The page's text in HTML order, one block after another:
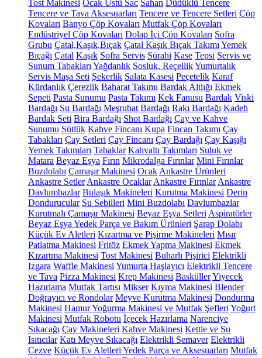
Tost Makinesi Ocak Üstü Sac Sahan Düdüklü Tencere
Tencere ve Tava Aksesuarları Tencere ve Tencere Setleri Çöp
Kovaları Banyo Çöp Kovaları Mutfak Çöp Kovaları
Endüstriyel Çöp Kovaları Dolap İçi Çöp Kovaları Sofra
Grubu Çatal,Kaşık,Bıçak Çatal Kaşık Bıçak Takımı Yemek
Bıçağı Çatal Kaşık Sofra Servis Sürahi Kase Tepsi Servis ve
Sunum Tabakları Yağdanlık Sosluk, ReçellikYumurtalık
Servis Maşa Seti Şekerlik Salata Kasesi Peçetelik Karaf
Kürdanlık Çerezlik Baharat Takımı Bardak Altlığı Ekmek
Sepeti Pasta Sunumu Pasta Takımı Kek Fanusu Bardak Viski
Bardağı Su Bardağı Meşrubat Bardağı Rakı Bardağı Kadeh
Bardak Seti Bira Bardağı Shot Bardağı Çay ve Kahve
Sunumu Sütlük Kahve Fincanı Kupa Fincan Takımı Çay
Tabakları Çay Setleri Çay Fincanı Çay Bardağı Çay Kaşığı
Yemek Takımları Tabaklar Kahvaltı Takımları Suluk ve
Matara Beyaz Eşya Fırın Mikrodalga Fırınlar Mini Fırınlar
Buzdolabı Çamaşır Makinesi Ocak Ankastre Ürünleri
Ankastre Setler Ankastre Ocaklar Ankastre Fırınlar Ankastre
Davlumbazlar Bulaşık Makineleri Kurutma Makinesi Derin
Dondurucular Su Sebilleri Mini Buzdolabı Davlumbazlar
Kurutmalı Çamaşır Makinesi Beyaz Eşya Setleri Aspiratörler
Beyaz Eşya Yedek Parça ve Bakım Ürünleri Şarap Dolabı
Küçük Ev Aletleri Kızartma ve Pişirme Makineleri Mısır
Patlatma Makinesi Fritöz Ekmek Yapma Makinesi Ekmek
Kızartma Makinesi Tost Makinesi Buharlı Pişirici Elektrikli
Izgara Waffle Makinesi Yumurta Haşlayıcı Elektrikli Tencere
ve Tava Pizza Makinesi Krep Makinesi BasküllerYiyecek
Hazırlama Mutfak Tartısı Mikser Kıyma Makinesi Blender
Doğrayıcı ve Rondolar Meyve Kurutma Makinesi Dondurma
Makinesi Hamur Yoğurma Makinesi ve Mutfak Şefleri Yoğurt
Makinesi Mutfak Robotu İçecek Hazırlama Narenciye
Sıkacağı Çay Makineleri Kahve Makinesi Kettle ve Su
Isıtıcılar Katı Meyve Sıkacağı Elektrikli Semaver Elektrikli
Cezve Küçük Ev Aletleri Yedek Parça ve Aksesuarları Mutfak